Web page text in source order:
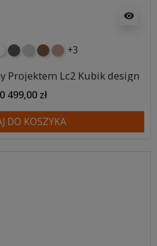
visibility
białyciemno szary
jasnoszary
brązowy
jasnobrązowy
+3
Projektem Lc2 Kubik design
499,00 zł
DO KOSZYKA